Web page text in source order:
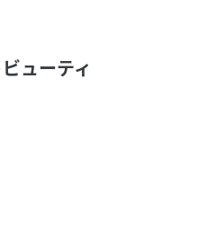
ューティ